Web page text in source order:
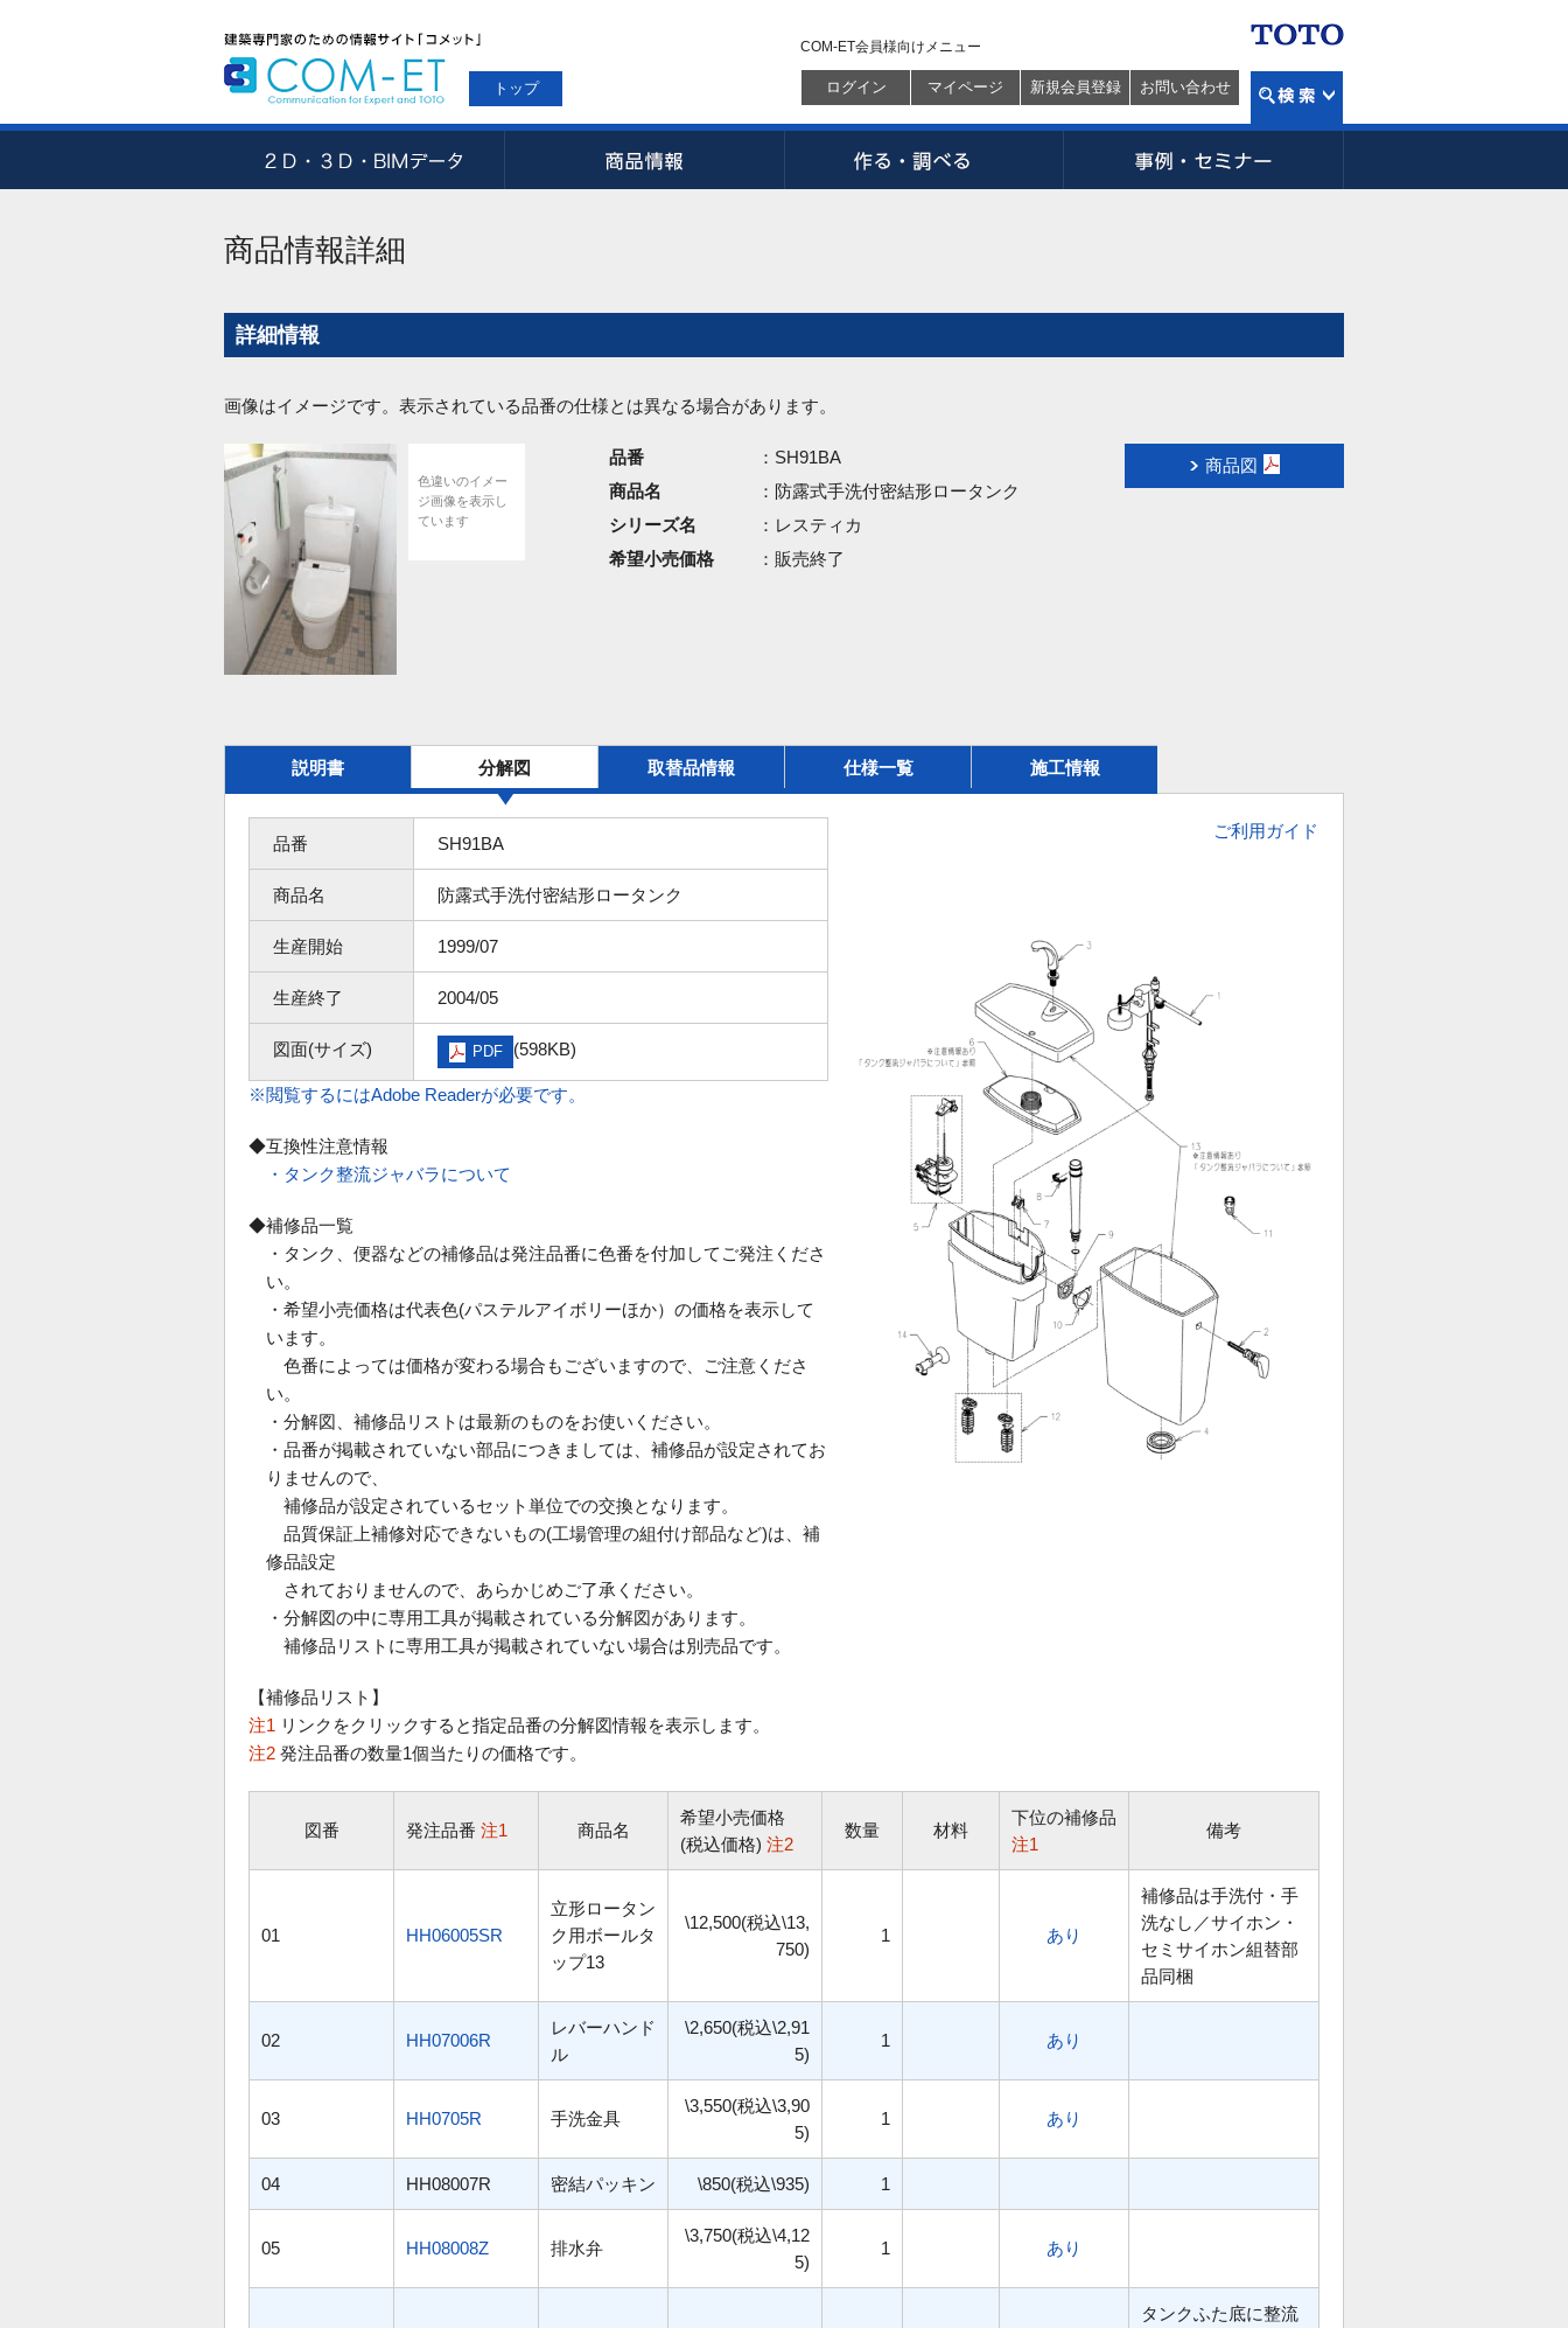
トップ
COM-ET会員様向けメニュー
ログイン マイページ 新規会員登録 お問い合わせ
商品情報詳細
詳細情報
画像はイメージです。表示されている品番の仕様とは異なる場合があります。
色違いのイメー
ジ画像を表示し
ています
品番
：SH91BA
商品名
：防露式手洗付密結形ロータンク
シリーズ名
：レスティカ
希望小売価格
：販売終了
商品図
説明書 分解図 取替品情報 仕様一覧 施工情報
品番 SH91BA
商品名 防露式手洗付密結形ロータンク
生産開始 1999/07
生産終了 2004/05
図面(サイズ) PDF (598KB)
※閲覧するにはAdobe Readerが必要です。
◆互換性注意情報
・タンク整流ジャバラについて
◆補修品一覧
・タンク、便器などの補修品は発注品番に色番を付加してご発注くださ
い。
・希望小売価格は代表色(パステルアイボリーほか）の価格を表示して
います。
色番によっては価格が変わる場合もございますので、ご注意くださ
い。
・分解図、補修品リストは最新のものをお使いください。
・品番が掲載されていない部品につきましては、補修品が設定されてお
りませんので、
補修品が設定されているセット単位での交換となります。
品質保証上補修対応できないもの(工場管理の組付け部品など)は、補
修品設定
されておりませんので、あらかじめご了承ください。
・分解図の中に専用工具が掲載されている分解図があります。
補修品リストに専用工具が掲載されていない場合は別売品です。
ご利用ガイド
【補修品リスト】
注1 リンクをクリックすると指定品番の分解図情報を表示します。
注2 発注品番の数量1個当たりの価格です。
図番 発注品番 注1 商品名
希望小売価格
(税込価格) 注2
数量 材料
下位の補修品
注1
備考
01 HH06005SR
立形ロータン
ク用ボールタ
ップ13
\12,500(税込\13,
750)
1 あり
補修品は手洗付・手
洗なし／サイホン・
セミサイホン組替部
品同梱
02 HH07006R
レバーハンド
ル
\2,650(税込\2,91
5)
1 あり
03 HH0705R 手洗金具
\3,550(税込\3,90
5)
1 あり
04 HH08007R 密結パッキン \850(税込\935) 1
05 HH08008Z 排水弁
\3,750(税込\4,12
5)
1 あり
タンクふた底に整流